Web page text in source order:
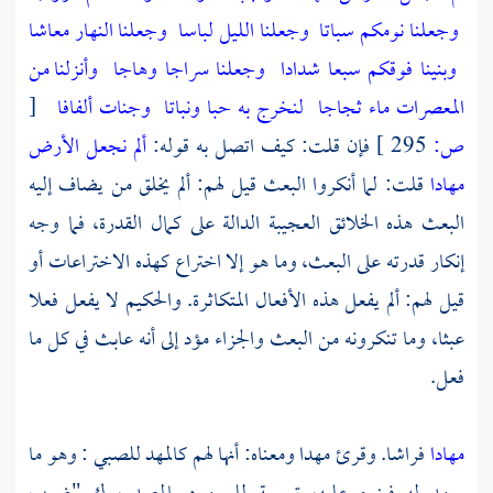
وجعلنا نومكم سباتا وجعلنا الليل لباسا وجعلنا النهار معاشا
وبنينا فوقكم سبعا شدادا وجعلنا سراجا وهاجا وأنزلنا من
المعصرات ماء ثجاجا لنخرج به حبا ونباتا وجنات ألفافا [
ص:
فإن قلت: كيف اتصل به قوله:ألم نجعل الأرض
مهادا قلت: لما أنكروا البعث قيل لهم: ألم يخلق من يضاف إليه
البعث هذه الخلائق العجيبة الدالة على كمال القدرة، فما وجه
إنكار قدرته على البعث، وما هو إلا اختراع كهذه الاختراعات أو
قيل لهم: ألم يفعل هذه الأفعال المتكاثرة. والحكيم لا يفعل فعلا
عبثا، وما تنكرونه من البعث والجزاء مؤد إلى أنه عابث في كل ما
فعل.
مهادافراشا. وقرئ مهدا ومعناه: أنها لهم كالمهد للصبي : وهو ما